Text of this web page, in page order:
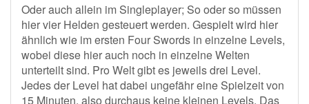
Oder auch allein im Singleplayer; So oder so müssen
hier vier Helden gesteuert werden. Gespielt wird hier
ähnlich wie im ersten Four Swords in einzelne Levels,
wobei diese hier auch noch in einzelne Welten
unterteilt sind. Pro Welt gibt es jeweils drei Level.
Jedes der Level hat dabei ungefähr eine Spielzeit von
15 Minuten, also durchaus keine kleinen Levels. Das